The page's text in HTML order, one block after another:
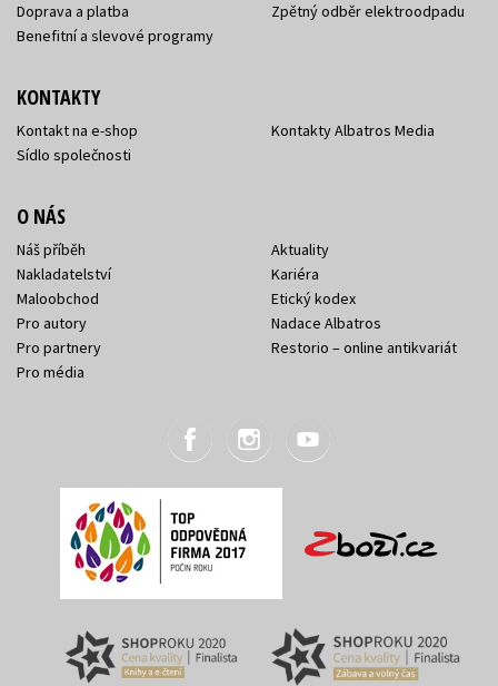
Doprava a platba
Benefitní a slevové programy
Zpětný odběr elektroodpadu
KONTAKTY
Kontakt na e-shop
Sídlo společnosti
Kontakty Albatros Media
O NÁS
Náš příběh
Nakladatelství
Maloobchod
Pro autory
Pro partnery
Pro média
Aktuality
Kariéra
Etický kodex
Nadace Albatros
Restorio – online antikvariát